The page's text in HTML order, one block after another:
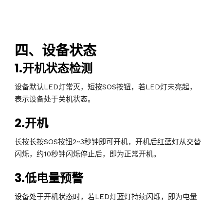
四、设备状态
1.开机状态检测
设备默认LED灯常灭，短按SOS按钮，若LED灯未亮起，
表示设备处于关机状态。
2.开机
长按长按SOS按钮2~3秒钟即可开机，开机后红蓝灯从交替
闪烁，约10秒钟闪烁停止后，即为正常开机。
3.低电量预警
设备处于开机状态时，若LED灯蓝灯持续闪烁，即为电量